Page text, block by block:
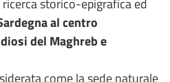
storico-epigrafica ed
al centro
del Maghreb e